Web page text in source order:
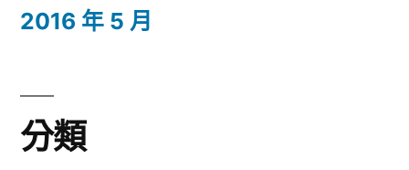
2016 年 5 月
分類